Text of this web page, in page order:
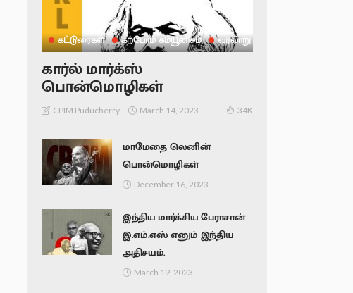
கட்டுரைகள் கற்போம் கம்யூனிசம் வரலாறு
கார்ல் மார்க்ஸ்
பொன்மொழிகள்
CPIM Puducherry March 14, 2023 34K
மாமேதை லெனின்
பொன்மொழிகள்
December 16, 2023
இந்திய மார்க்சிய பேராசான்
இ.எம்.எஸ் எனும் இந்திய
அதிசயம்.
March 19, 2023